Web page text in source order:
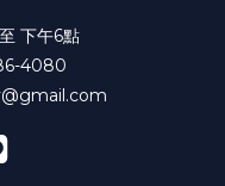
下午6點
4080